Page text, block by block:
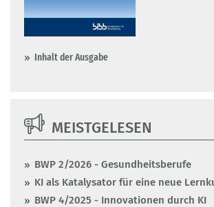
Inhalt der Ausgabe
MEISTGELESEN
BWP 2/2026 - Gesundheitsberufe
KI als Katalysator für eine neue
BWP 4/2025 - Innovationen durch KI